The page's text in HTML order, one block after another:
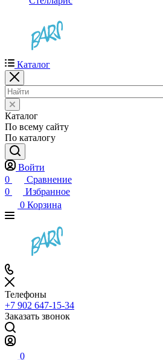
Каталог
Каталог
По всему сайту
По каталогу
Войти
0
Сравнение
0
Избранное
0 Корзина
Телефоны
+7 902 647-15-34
Заказать звонок
0